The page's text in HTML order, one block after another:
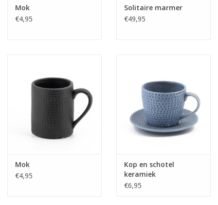
SIeraden
Anklebelts
MAGAZIJNOPRUIMING
Mok
€4,95
Solitaire marmer
€49,95
Mok
€4,95
Kop en schotel
keramiek
€6,95